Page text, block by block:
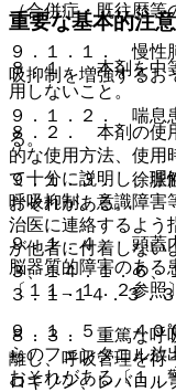
（合併症・既往歴等
９．１．１． 慢性
吸抑制を増強するお
９．１．２． 喘息
る。
９．１．３． 徐脈
おそれがある。
９．１．４． 頭蓋
脳器質的障害のある
〔１１．１．２参照
９．１．５． ４０
らのフェンタニル放
おそれがある〔１．
重要な基本的注意
８．１． 本剤を中
用しないこと。
８．２． 本剤の使
的な使用方法、使用
て十分に説明し、理
呼吸抑制、意識障害
治医に連絡するよう
が他者に付着しない
３、１４．１．６、
３．１−１４．３．
８．３． 重篤な呼
離し、呼吸管理を行
ロキソン、レバロル